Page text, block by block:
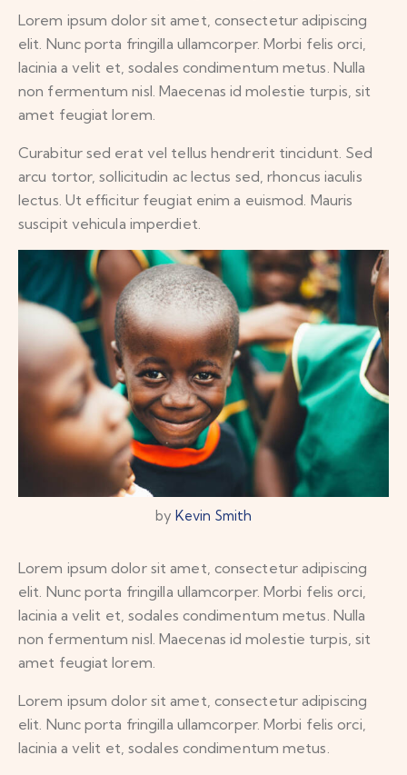
Lorem ipsum dolor sit amet, consectetur adipiscing
elit. Nunc porta fringilla ullamcorper. Morbi felis orci,
lacinia a velit et, sodales condimentum metus. Nulla
non fermentum nisl. Maecenas id molestie turpis, sit
amet feugiat lorem.
Curabitur sed erat vel tellus hendrerit tincidunt. Sed
arcu tortor, sollicitudin ac lectus sed, rhoncus iaculis
lectus. Ut efficitur feugiat enim a euismod. Mauris
suscipit vehicula imperdiet.
byKevin Smith
Lorem ipsum dolor sit amet, consectetur adipiscing
elit. Nunc porta fringilla ullamcorper. Morbi felis orci,
lacinia a velit et, sodales condimentum metus. Nulla
non fermentum nisl. Maecenas id molestie turpis, sit
amet feugiat lorem.
Lorem ipsum dolor sit amet, consectetur adipiscing
elit. Nunc porta fringilla ullamcorper. Morbi felis orci,
lacinia a velit et, sodales condimentum metus.